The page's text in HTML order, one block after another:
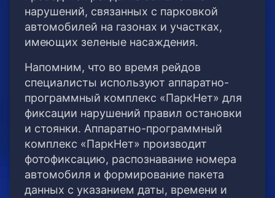
нарушений, связанных с парковкой
автомобилей на газонах и участках,
имеющих зеленые насаждения.
Напомним, что во время рейдов
специалисты используют аппаратно-
программный комплекс «ПаркНет» для
фиксации нарушений правил остановки
и стоянки. Аппаратно-программный
комплекс «ПаркНет» производит
фотофиксацию, распознавание номера
автомобиля и формирование пакета
данных с указанием даты, времени и